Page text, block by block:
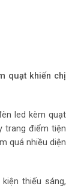
quạt khiến chị
led kèm quạt
trang điểm tiện
quá nhiều diện
thiếu sáng,